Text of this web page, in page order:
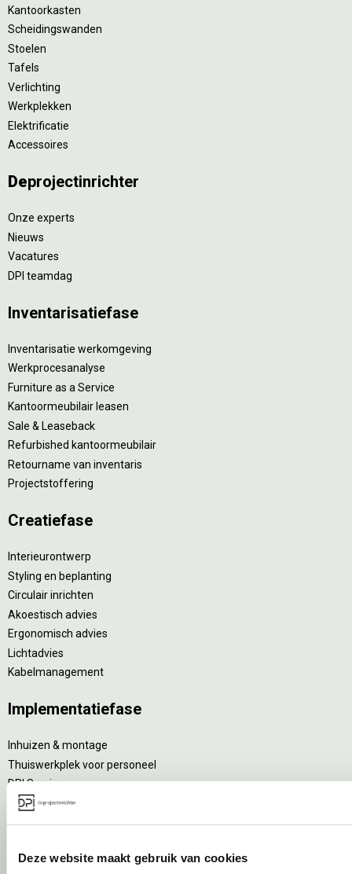
Deze website maakt gebruik van cookies
Kantoorkasten
Scheidingswanden
Stoelen
Tafels
Verlichting
Werkplekken
Elektrificatie
Accessoires
Deprojectinrichter
Onze experts
Nieuws
Vacatures
DPI teamdag
Inventarisatiefase
Inventarisatie werkomgeving
Werkprocesanalyse
Furniture as a Service
Kantoormeubilair leasen
Sale & Leaseback
Refurbished kantoormeubilair
Retourname van inventaris
Projectstoffering
Creatiefase
Interieurontwerp
Styling en beplanting
Circulair inrichten
Akoestisch advies
Ergonomisch advies
Lichtadvies
Kabelmanagement
Implementatiefase
Inhuizen & montage
Thuiswerkplek voor personeel
DPI Services
Meubelmanagement